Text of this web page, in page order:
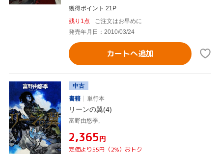
獲得ポイント 21P
残り1点
ご注文はお早めに
発売年月日：2010/03/24
カートへ追加
中古
書籍
単行本
リーンの翼(4)
富野由悠季,
¥2,365円
定価より55円（2%）おトク